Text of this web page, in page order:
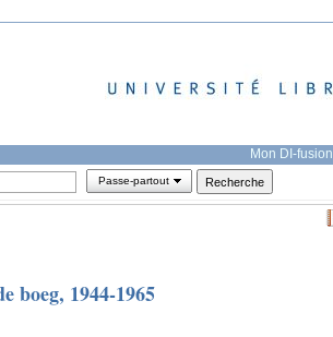
Mon DI-fusion
Passe-partout
boeg, 1944-1965